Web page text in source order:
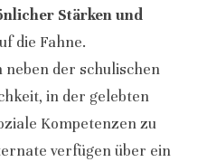
Stärken und
die Fahne.
der schulischen
in der gelebten
Kompetenzen zu
verfügen über ein